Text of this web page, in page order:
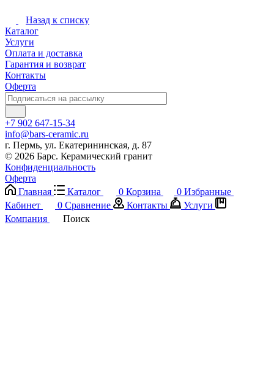
Назад к списку
Каталог
Услуги
Оплата и доставка
Гарантия и возврат
Контакты
Оферта
+7 902 647-15-34
info@bars-ceramic.ru
г. Пермь, ул. Екатерининская, д. 87
© 2026 Барс. Керамический гранит
Конфиденциальность
Оферта
Главная
Каталог 0 Корзина 0 Избранные
Кабинет
0 Сравнение Контакты
Услуги
Компания
Поиск